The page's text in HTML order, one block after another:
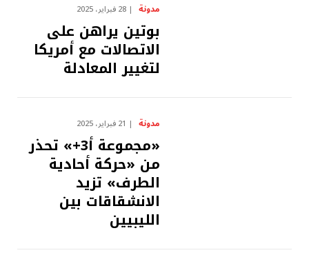
مدونة 28 فبراير، 2025
بوتين يراهن على
الاتصالات مع أمريكا
لتغيير المعادلة
مدونة 21 فبراير، 2025
«مجموعة أ3+» تحذر
من «حركة أحادية
الطرف» تزيد
الانشقاقات بين
الليبيين